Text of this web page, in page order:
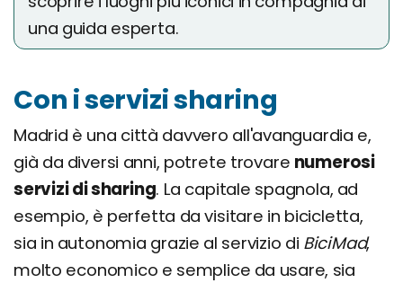
una guida esperta.
Con i servizi sharing
Madrid è una città davvero all'avanguardia e,
già da diversi anni, potrete trovare numerosi
servizi di sharing. La capitale spagnola, ad
esempio, è perfetta da visitare in bicicletta,
sia in autonomia grazie al servizio di BiciMad,
molto economico e semplice da usare, sia